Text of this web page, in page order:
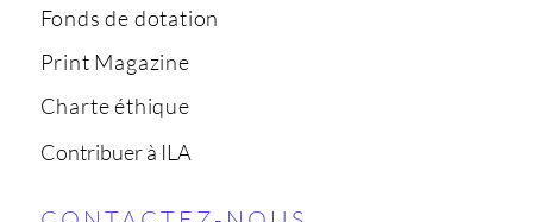
Fonds de dotation
Print Magazine
Charte éthique
Contribuer à ILA